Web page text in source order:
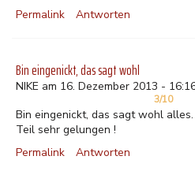
Permalink
Antworten
Bin eingenickt, das sagt wohl
NIKE am 16. Dezember 2013 -
3/10
Bin eingenickt, das sagt wohl
Teil sehr gelungen !
Permalink
Antworten